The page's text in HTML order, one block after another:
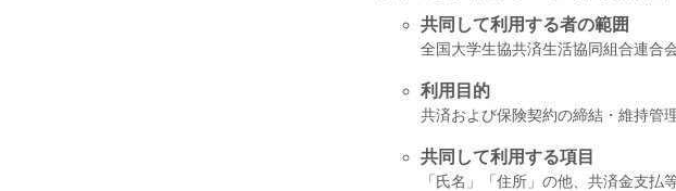
共同して利用する者の範囲
全国大学生協共済生活協同組合連合
利用目的
共済および保険契約の締結・維持管
共同して利用する項目
「氏名」「住所」の他、共済金支払